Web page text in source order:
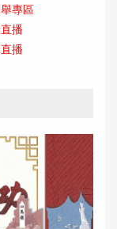
專區
播
播